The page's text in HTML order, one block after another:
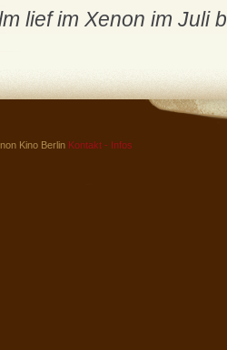
lief im Xenon im Juli
Kino Berlin Kontakt - Infos